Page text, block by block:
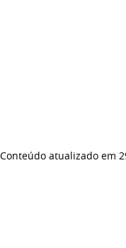
Conteúdo atualizado em